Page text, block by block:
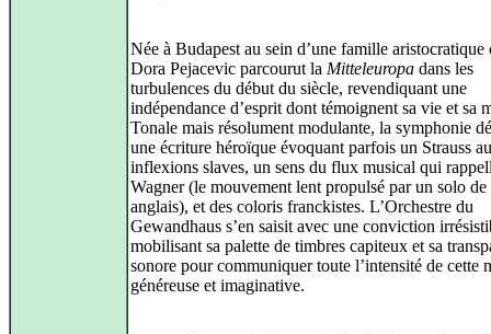
Née à Budapest au sein d’une famille aristocratique
Dora Pejacevic parcourut la Mitteleuropa dans les
turbulences du début du siècle, revendiquant une
indépendance d’esprit dont témoignent sa vie et sa
Tonale mais résolument modulante, la symphonie
une écriture héroïque évoquant parfois un Strauss
inflexions slaves, un sens du flux musical qui
Wagner (le mouvement lent propulsé par un solo de
anglais), et des coloris franckistes. L’Orchestre du
Gewandhaus s’en saisit avec une conviction
mobilisant sa palette de timbres capiteux et sa
sonore pour communiquer toute l’intensité de cette
généreuse et imaginative.